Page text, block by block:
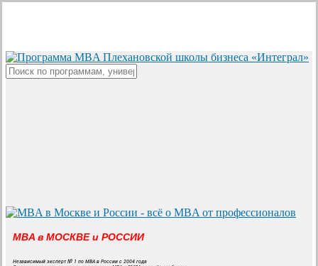
content
MBA в МОСКВЕ и РОССИИ
Независимый эксперт № 1 по MBA в России с 2004 года